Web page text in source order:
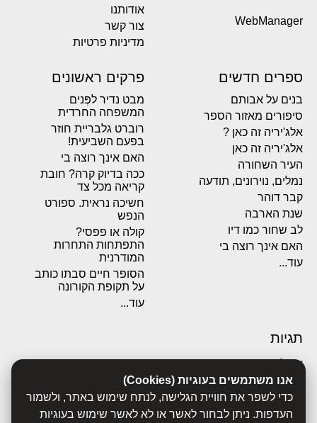
אנו משתמשים בעוגיות (Cookies)
כדי לשפר את חוויית הגלישה, לנתח שימוש באתר, ולשמור
העדפות. ניתן לבחור לאשר או לא לאשר שימוש בעוגיות
WebManager
אודותנו
צור קשר
מדיניות פרטיות
ספרים חדשים
בנים על אבותם
סיפורים מאזור הספר
אלג'יריה זה כאן ?
אלג'יריה זה כאן
העיר השחורה
נמלים, נוירונים, תודעה
קבר דוהר
שנת הארבה
לב שחור כמו דיו
האם אינך רוצה בי
עוד...
פרקים ראשונים
מבט נדיר לפְּנים
המשפחה החרדית
רוברט גלבריית חוזר
בפעם השביעית!
האם אינך רוצה בי
ככה בדיוק קרה? חובת
קריאה מכל צד
חשיכה נראית. ספורט
הנפש
קולה או פפסי?
התפתחות התחרות
המודרנית
הסופר חיים סבתו כותב
על תקופת הקורונה
עוד...
תגיות
אבולוציה
אכסדרה
אנשים
ביוגרפיות